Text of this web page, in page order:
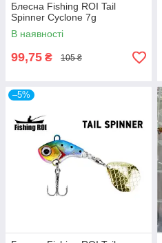
Блесна Fishing ROI Tail
Spinner Cyclone 7g
В наявності
99,75 ₴ 105 ₴
–5%